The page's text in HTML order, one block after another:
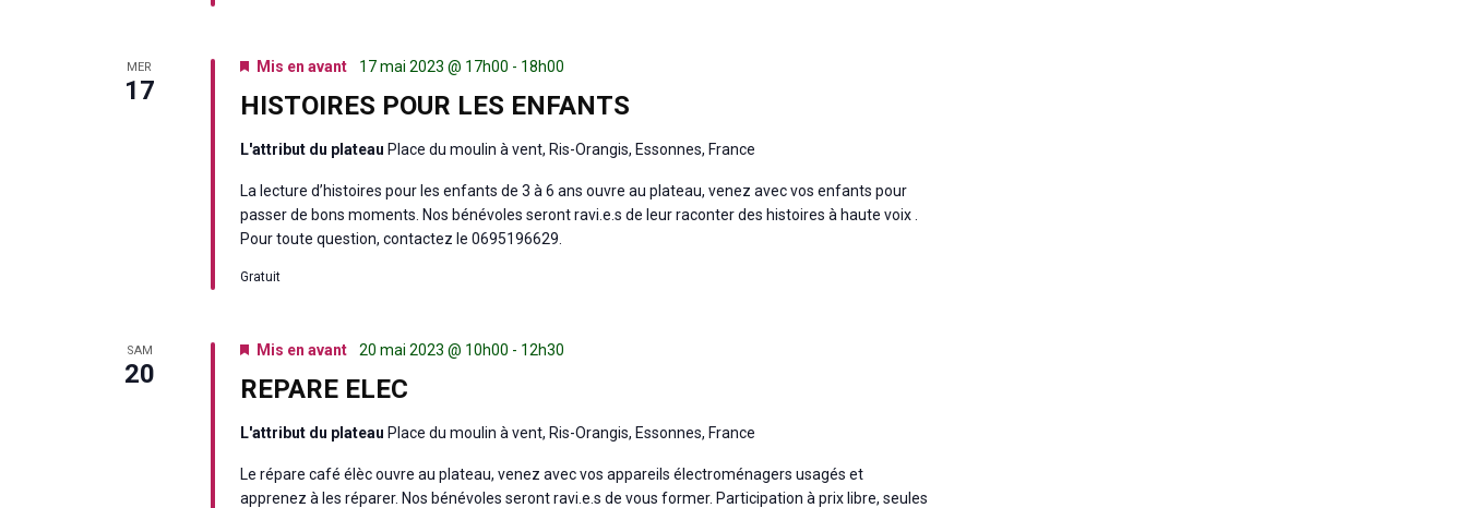
MER
17 HISTOIRES POUR LES ENFANTS
Mis en avant 17 mai 2023 @ 17h00 - 18h00
L'attribut du plateau Place du moulin à vent, Ris-Orangis, Essonnes, France
La lecture d’histoires pour les enfants de 3 à 6 ans ouvre au plateau, venez avec vos enfants pour
passer de bons moments. Nos bénévoles seront ravi.e.s de leur raconter des histoires à haute voix .
Pour toute question, contactez le 0695196629.
Gratuit
SAM
20 REPARE ELEC
Mis en avant 20 mai 2023 @ 10h00 - 12h30
L'attribut du plateau Place du moulin à vent, Ris-Orangis, Essonnes, France
Le répare café élèc ouvre au plateau, venez avec vos appareils électroménagers usagés et
apprenez à les réparer. Nos bénévoles seront ravi.e.s de vous former. Participation à prix libre, seules